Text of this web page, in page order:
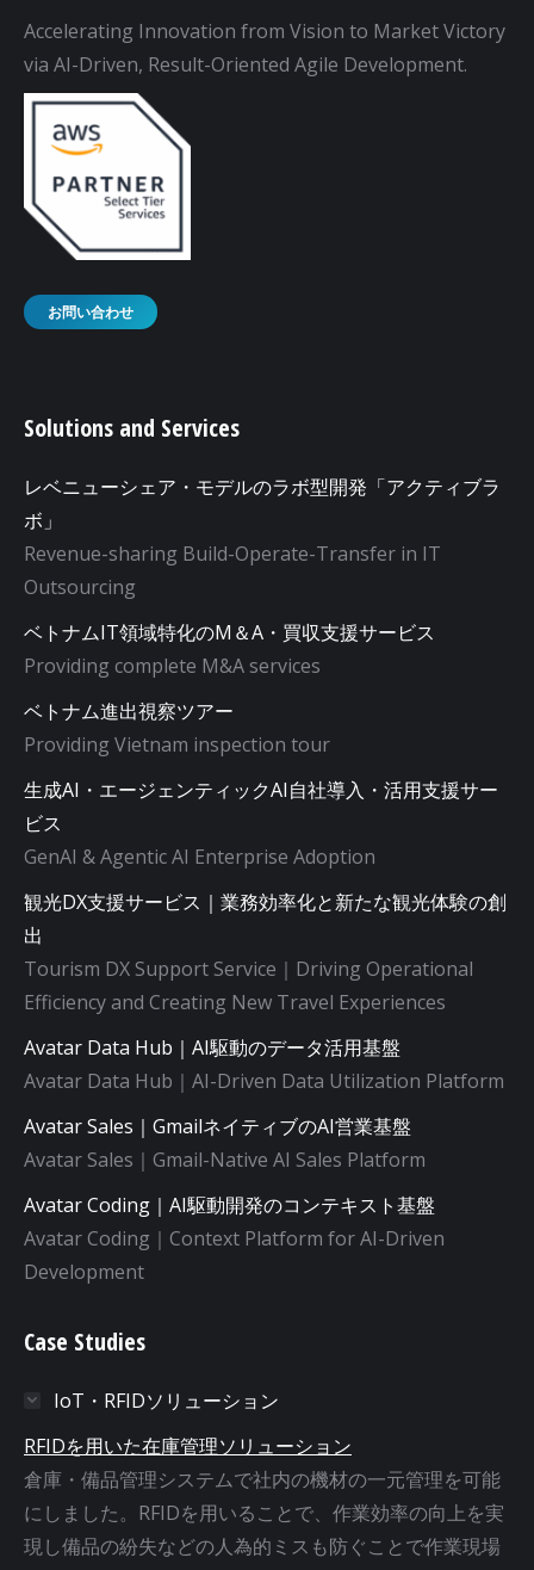
Accelerating Innovation from Vision to Market Victory
via AI-Driven, Result-Oriented Agile Development.
お問い合わせ
Solutions and Services
レベニューシェア・モデルのラボ型開発「アクティブラ
ボ」
Revenue-sharing Build-Operate-Transfer in IT
Outsourcing
ベトナムIT領域特化のM＆A・買収支援サービス
Providing complete M&A services
ベトナム進出視察ツアー
Providing Vietnam inspection tour
生成AI・エージェンティックAI自社導入・活用支援サー
ビス
GenAI & Agentic AI Enterprise Adoption
観光DX支援サービス｜業務効率化と新たな観光体験の創
出
Tourism DX Support Service｜Driving Operational
Efficiency and Creating New Travel Experiences
Avatar Data Hub｜AI駆動のデータ活用基盤
Avatar Data Hub｜AI-Driven Data Utilization Platform
Avatar Sales｜GmailネイティブのAI営業基盤
Avatar Sales｜Gmail-Native AI Sales Platform
Avatar Coding｜AI駆動開発のコンテキスト基盤
Avatar Coding｜Context Platform for AI-Driven
Development
Case Studies
IoT・RFIDソリューション
RFIDを用いた在庫管理ソリューション
倉庫・備品管理システムで社内の機材の一元管理を可能
にしました。RFIDを用いることで、作業効率の向上を実
現し備品の紛失などの人為的ミスも防ぐことで作業現場